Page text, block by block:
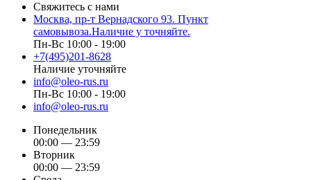
Свяжитесь с нами
Москва, пр-т Вернадского 93. Пункт
самовывоза.Наличие у точняйте.
Пн-Вс 10:00 - 19:00
+7(495)201-8628
Наличие уточняйте
info@oleo-rus.ru
Пн-Вс 10:00 - 19:00
info@oleo-rus.ru
Понедельник
00:00 — 23:59
Вторник
00:00 — 23:59